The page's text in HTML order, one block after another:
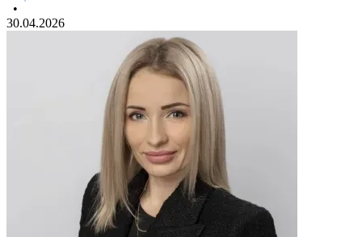
•
30.04.2026